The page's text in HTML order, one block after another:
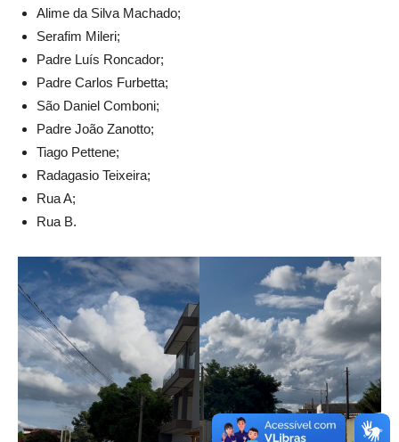
Alime da Silva Machado;
Serafim Mileri;
Padre Luís Roncador;
Padre Carlos Furbetta;
São Daniel Comboni;
Padre João Zanotto;
Tiago Pettene;
Radagasio Teixeira;
Rua A;
Rua B.